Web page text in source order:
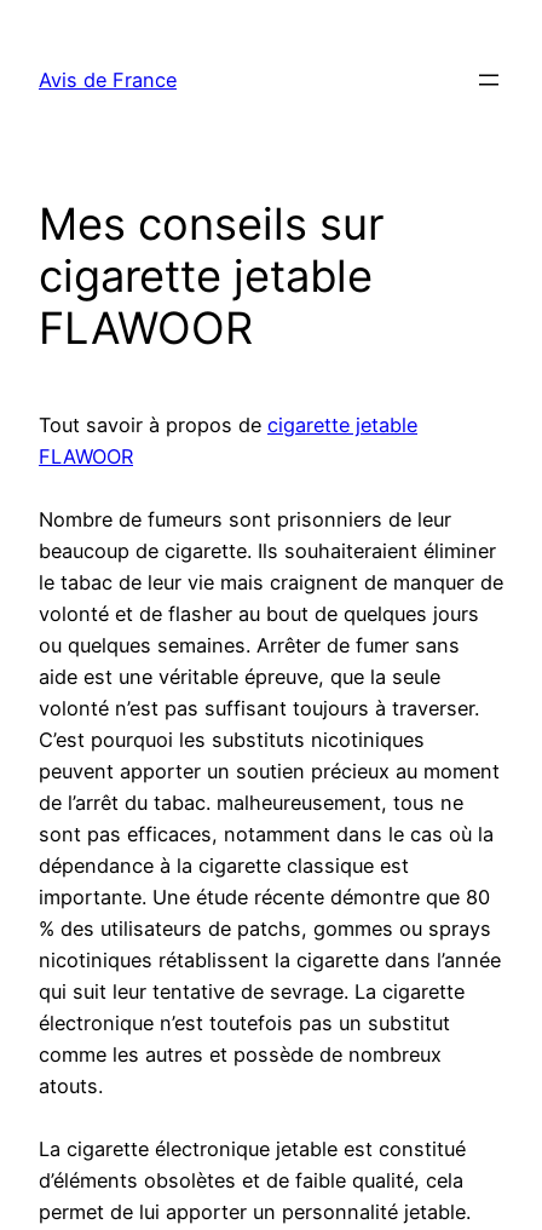
contenu
Avis de France
Mes conseils sur
cigarette jetable
FLAWOOR
Tout savoir à propos de cigarette jetable
FLAWOOR
Nombre de fumeurs sont prisonniers de leur
beaucoup de cigarette. Ils souhaiteraient éliminer
le tabac de leur vie mais craignent de manquer de
volonté et de flasher au bout de quelques jours
ou quelques semaines. Arrêter de fumer sans
aide est une véritable épreuve, que la seule
volonté n’est pas suffisant toujours à traverser.
C’est pourquoi les substituts nicotiniques
peuvent apporter un soutien précieux au moment
de l’arrêt du tabac. malheureusement, tous ne
sont pas efficaces, notamment dans le cas où la
dépendance à la cigarette classique est
importante. Une étude récente démontre que 80
% des utilisateurs de patchs, gommes ou sprays
nicotiniques rétablissent la cigarette dans l’année
qui suit leur tentative de sevrage. La cigarette
électronique n’est toutefois pas un substitut
comme les autres et possède de nombreux
atouts.
La cigarette électronique jetable est constitué
d’éléments obsolètes et de faible qualité, cela
permet de lui apporter un personnalité jetable.